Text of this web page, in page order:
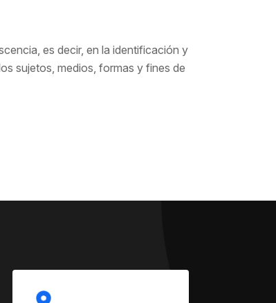
es decir, en la identificación y
sujetos, medios, formas y fines de